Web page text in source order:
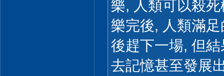
樂, 人類可以殺
樂完後, 人類滿
後趕下一場, 但
去記憶甚至發展